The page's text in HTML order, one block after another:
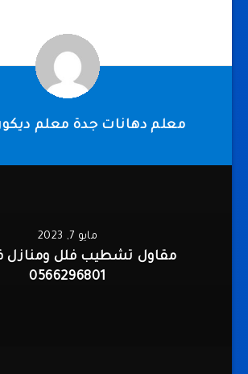
معلم دهانات جدة معلم
مايو 7, 2023
مقاول تشطيب فلل ومنازل
0566296801